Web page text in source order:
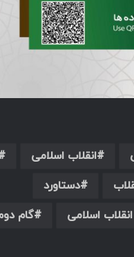
انقلاب اسلامی
دستاورد
اسلامی
گام